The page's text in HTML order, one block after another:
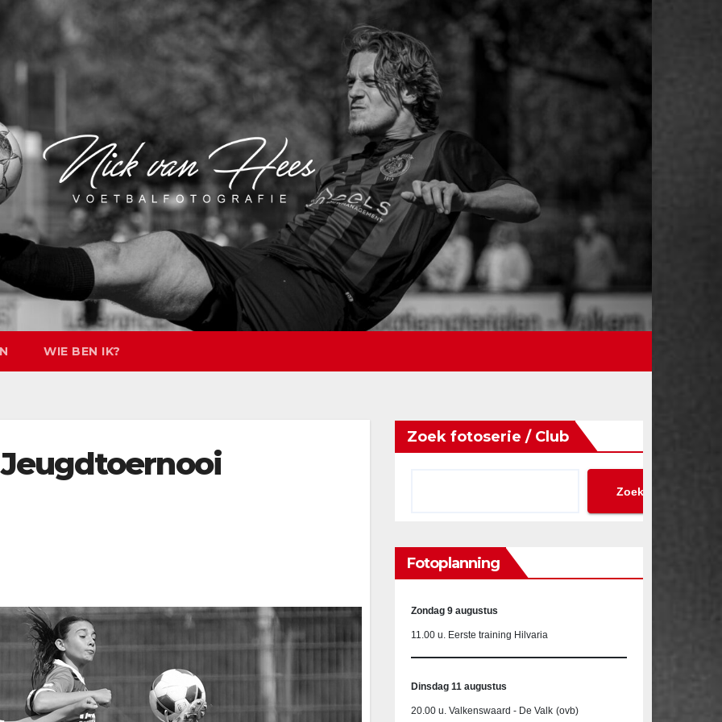
WIE BEN IK?
Zoek fotoserie / Club
Zoeken
Fotoplanning
Zondag 9 augustus
11.00 u. Eerste training Hilvaria
Dinsdag 11 augustus
20.00 u. Valkenswaard - De Valk (ovb)